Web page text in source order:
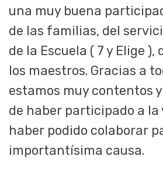
una muy buena
de las familias, del
de la Escuela ( 7 y Elige ),
los maestros. Gracias a
estamos muy contentos
de haber participado a la
haber podido colaborar
importantísima causa.